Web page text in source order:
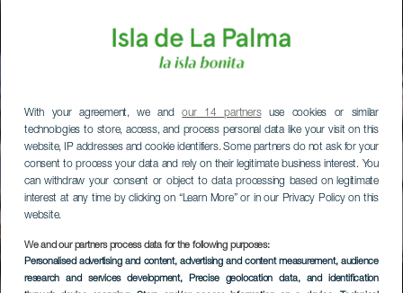
With your agreement, we andour 14 partnersuse cookies or similar
technologies to store, access, and process personal data like your visit on this
website, IP addresses and cookie identifiers. Some partners do not ask for your
consent to process your data and rely on their legitimate business interest. You
can withdraw your consent or object to data processing based on legitimate
interest at any time by clicking on “Learn More” or in our Privacy Policy on this
website.
We and our partners process data for the following purposes:
Personalised advertising and content, advertising and content measurement, audience
research and services development, Precise geolocation data, and identification